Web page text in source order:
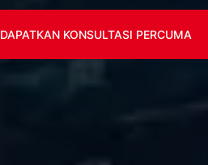
DAPATKAN KONSULTASI PERCUMA